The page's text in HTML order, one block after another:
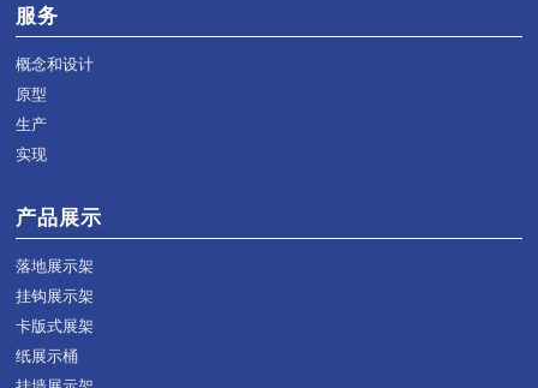
服务
概念和设计
原型
生产
实现
产品展示
落地展示架
挂钩展示架
卡版式展架
纸展示桶